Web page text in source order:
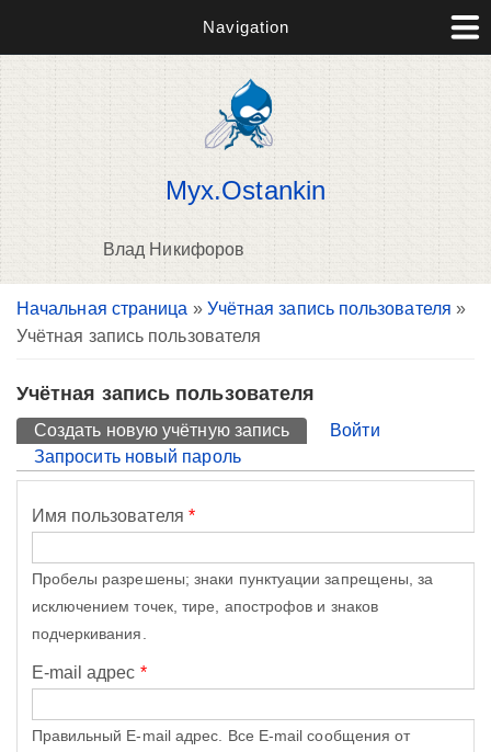
Navigation
Myx.Ostankin
Влад Никифоров
Вы здесь
Начальная страница » Учётная запись пользователя »
Учётная запись пользователя
Учётная запись пользователя
Главные вкладки
Создать новую учётную запись (активная вкладка)
Войти
Запросить новый пароль
Имя пользователя *
Пробелы разрешены; знаки пунктуации запрещены, за
исключением точек, тире, апострофов и знаков
подчеркивания.
E-mail адрес *
Правильный E-mail адрес. Все E-mail сообщения от